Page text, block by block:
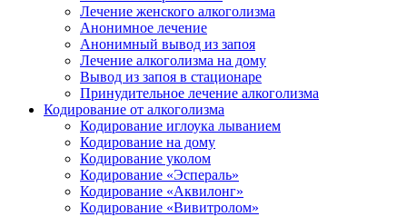
Лечение женского алкоголизма
Анонимное лечение
Анонимный вывод из запоя
Лечение алкоголизма на дому
Вывод из запоя в стационаре
Принудительное лечение алкоголизма
Кодирование от алкоголизма
Кодирование иглоука лыванием
Кодирование на дому
Кодирование уколом
Кодирование «Эспераль»
Кодирование «Аквилонг»
Кодирование «Вивитролом»